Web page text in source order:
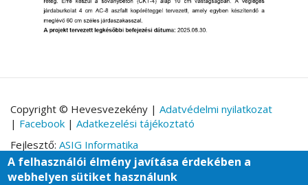
Copyright © Hevesvezekény | Adatvédelmi nyilatkozat
| Facebook | Adatkezelési tájékoztató
Fejlesztő: ASIG Informatika
Stílus választó
A felhasználói élmény javítása érdekében a
webhelyen sütiket használunk